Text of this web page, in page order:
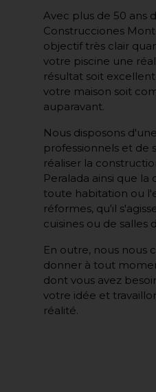
Avec plus de 50 ans
Construcciones
objectif très clair
votre piscine une
résultat soit
votre maison soit
auparavant.
Nous disposons
professionnels et de
réaliser la
Peralada ainsi que
toute habitation ou
réformes, qu'il
cuisines ou de salles
En outre, nous nous
donner à tout
dont vous avez
votre idée et
réalité.